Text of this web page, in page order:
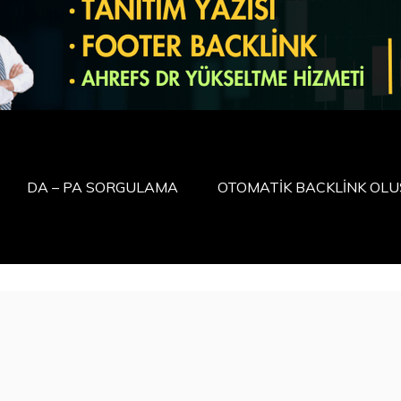
DA – PA SORGULAMA OTOMATİK BACKLİNK